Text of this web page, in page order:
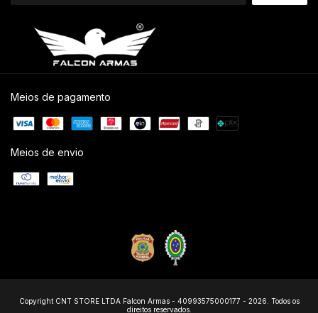
Meios de pagamento
Meios de envio
Copyright CNT STORE LTDA Falcon Armas - 40993575000177 - 2026. Todos os
direitos reservados.